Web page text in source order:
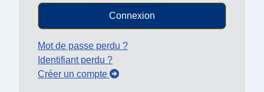
Connexion
Mot de passe perdu ?
Identifiant perdu ?
Créer un compte